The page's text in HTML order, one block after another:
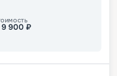
9 900 ₽